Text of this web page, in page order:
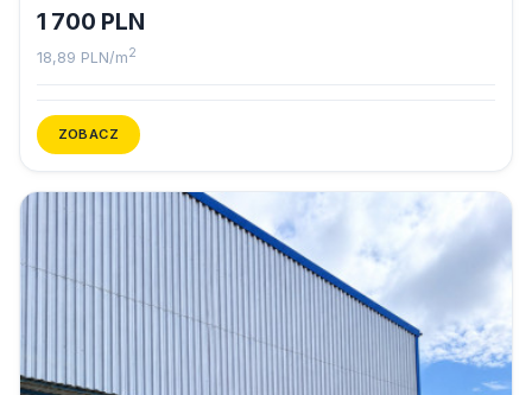
1 700 PLN
18,89 PLN/m2
ZOBACZ